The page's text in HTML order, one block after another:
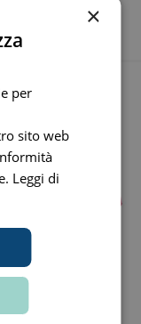
×
per
sito web
Leggi di